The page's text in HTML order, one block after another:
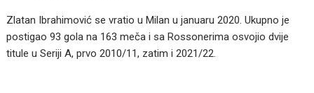
Zlatan Ibrahimović se vratio u Milan u januaru 2020. Ukupno je
postigao 93 gola na 163 meča i sa Rossonerima osvojio dvije
titule u Seriji A, prvo 2010/11, zatim i 2021/22.